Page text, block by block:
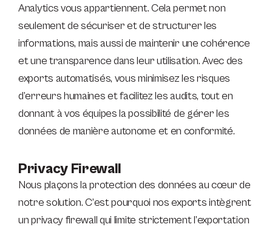
Analytics vous appartiennent. Cela permet non
seulement de sécuriser et de structurer les
informations, mais aussi de maintenir une cohérence
et une transparence dans leur utilisation. Avec des
exports automatisés, vous minimisez les risques
d’erreurs humaines et facilitez les audits, tout en
donnant à vos équipes la possibilité de gérer les
données de manière autonome et en conformité.
Privacy Firewall
Nous plaçons la protection des données au cœur de
notre solution. C’est pourquoi nos exports intègrent
un privacy firewall qui limite strictement l’exportation